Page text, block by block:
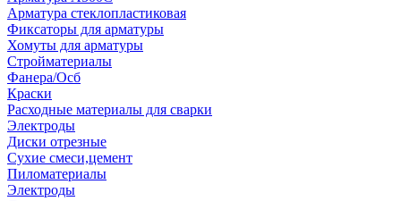
Арматура стеклопластиковая
Фиксаторы для арматуры
Хомуты для арматуры
Стройматериалы
Фанера/Осб
Краски
Расходные материалы для сварки
Электроды
Диски отрезные
Сухие смеси,цемент
Пиломатериалы
Электроды